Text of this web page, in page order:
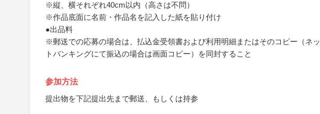
※縦、横それぞれ40cm以内（高さは不問）
※作品底面に名前・作品名を記入した紙を貼り付け
●出品料
※郵送での応募の場合は、払込金受領書および利用明細またはそのコピー（ネッ
トバンキングにて振込の場合は画面コピー）を同封すること
参加方法
提出物を下記提出先まで郵送、もしくは持参